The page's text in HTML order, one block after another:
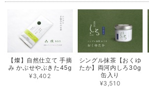
2025/05/27
シングル煎茶【香駿】80g
2025/05/27
【燦】自然仕立て 手摘
み かぶせやぶきた45g
¥3,402
シングル抹茶【おくゆ
たか】両河内しろ30g
缶入り
¥3,510